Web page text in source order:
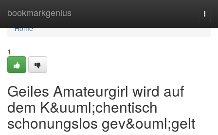
bookmarkgenius
Home
Home
1
Geiles Amateurgirl wird auf
dem K&uuml;chentisch
schonungslos gev&ouml;gelt